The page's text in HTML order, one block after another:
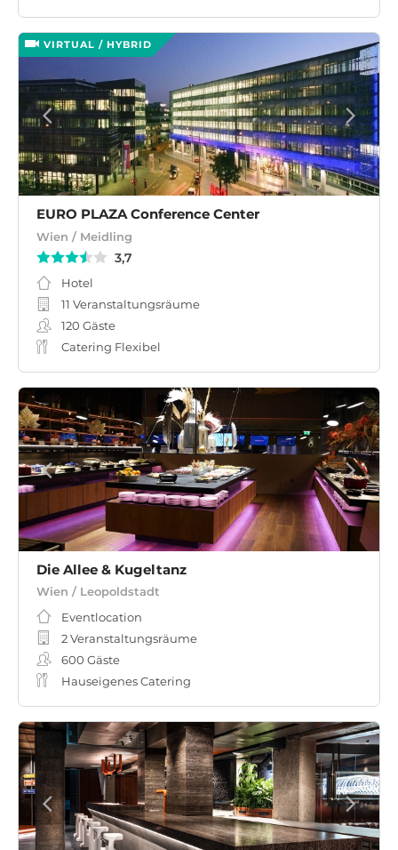
VIRTUAL / HYBRID
EURO PLAZA Conference Center
Wien / Meidling
3,7
Hotel
11 Veranstaltungsräume
120 Gäste
Catering Flexibel
Die Allee & Kugeltanz
Wien / Leopoldstadt
Eventlocation
2 Veranstaltungsräume
600 Gäste
Hauseigenes Catering